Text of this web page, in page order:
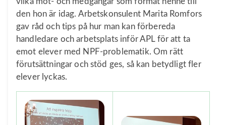
den hon är idag. Arbetskonsulent Marita Romfors
gav råd och tips på hur man kan förbereda
handledare och arbetsplats inför APL för att ta
emot elever med NPF-problematik. Om rätt
förutsättningar och stöd ges, så kan betydligt fler
elever lyckas.